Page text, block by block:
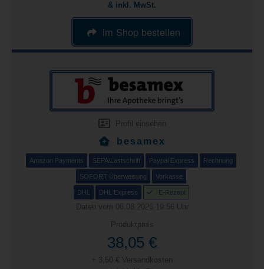
& inkl. MwSt.
im Shop bestellen
Profil einsehen
besamex
Amazon Payments SEPA/Lastschrift Paypal Express Rechnung
SOFORT Überweisung Vorkasse
DHL DHL Express E-Rezept
Daten vom 06.08.2026 19:56 Uhr
Produktpreis
38,05 €
+ 3,50 € Versandkosten